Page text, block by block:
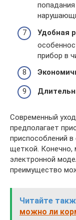
Удобная
прибор в
Современный
предполагает
приспособлений в
щеткой. Конечно,
электронной
преимущество
Читайте
можно ли